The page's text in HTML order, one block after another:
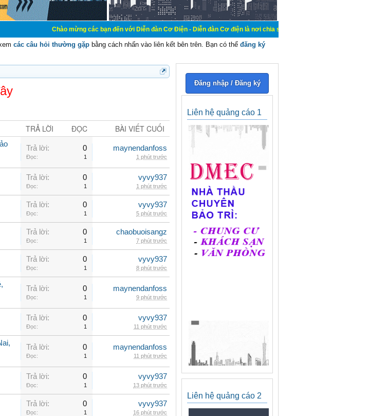
Chào mừng các bạn đến với Diễn đàn Cơ Điện - Diễn đàn Cơ điện là nơi chia sẽ kiến thức kinh nghiệm trong lãnh
các câu hỏi thường gặp bằng cách nhấn vào liên kết bên trên. Bạn có thể đăng ký
TRẢ LỜI ĐỌC BÀI VIẾT CUỐI
Trả lời: 0
Đọc: 1
maynendanfoss
1 phút trước
Trả lời: 0
Đọc: 1
vyvy937
1 phút trước
Trả lời: 0
Đọc: 1
vyvy937
5 phút trước
Trả lời: 0
Đọc: 1
chaobuoisangz
7 phút trước
Trả lời: 0
Đọc: 1
vyvy937
8 phút trước
Trả lời: 0
Đọc: 1
maynendanfoss
9 phút trước
Trả lời: 0
Đọc: 1
vyvy937
11 phút trước
Trả lời: 0
Đọc: 1
maynendanfoss
11 phút trước
Trả lời: 0
Đọc: 1
vyvy937
13 phút trước
Trả lời: 0
Đọc: 1
vyvy937
16 phút trước
Đăng nhập / Đăng ký
Liên hệ quảng cáo 1
Liên hệ quảng cáo 2